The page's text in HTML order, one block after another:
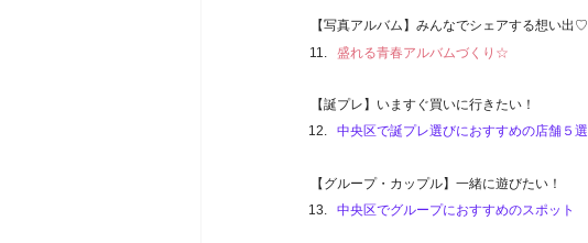
【写真アルバム】みんなでシェアする想い出♡
盛れる青春アルバムづくり☆
【誕プレ】いますぐ買いに行きたい！
中央区で誕プレ選びにおすすめの店舗５選
【グループ・カップル】一緒に遊びたい！
中央区でグループにおすすめのスポット